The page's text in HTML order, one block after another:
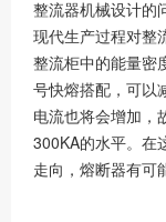
整流器机械设计的
现代生产过程对整
整流柜中的能量密
号快熔搭配，可以
电流也将会增加，
300KA的水平。在
走向，熔断器有可